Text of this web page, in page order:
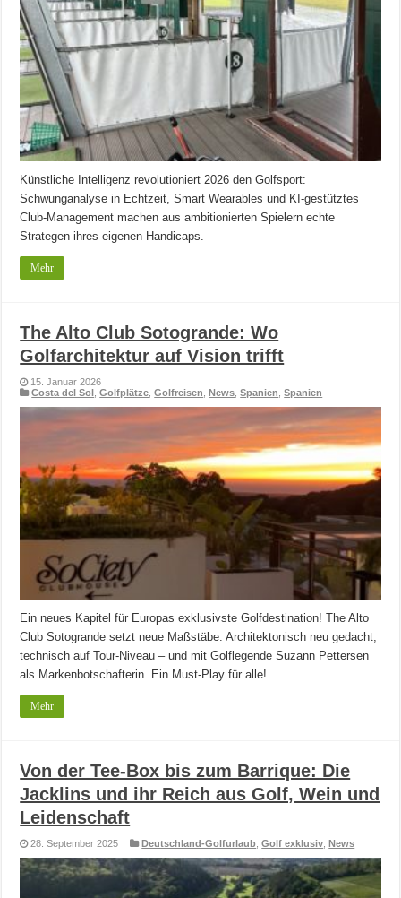
Künstliche Intelligenz revolutioniert 2026 den Golfsport:
Schwunganalyse in Echtzeit, Smart Wearables und KI-gestütztes
Club-Management machen aus ambitionierten Spielern echte
Strategen ihres eigenen Handicaps.
Mehr
The Alto Club Sotogrande: Wo
Golfarchitektur auf Vision trifft
15. Januar 2026
Costa del Sol
,Golfplätze ,Golfreisen News ,Spanien ,Spanien
Ein neues Kapitel für Europas exklusivste Golfdestination! The Alto
Club Sotogrande setzt neue Maßstäbe: Architektonisch neu gedacht,
technisch auf Tour-Niveau – und mit Golflegende Suzann Pettersen
als Markenbotschafterin. Ein Must-Play für alle!
Mehr
Von der Tee-Box bis zum Barrique: Die
Jacklins und ihr Reich aus Golf, Wein und
Leidenschaft
28. September 2025 Deutschland-Golfurlaub ,Golf exklusiv ,News